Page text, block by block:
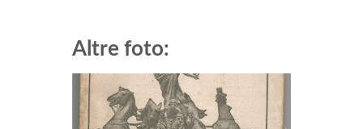
Altre foto: